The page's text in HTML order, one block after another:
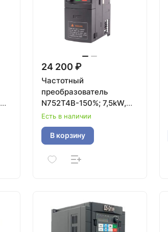
24 200 ₽
Частотный
преобразователь
N752T4B-150%; 7,5kW,
380V
Есть в наличии
В корзину